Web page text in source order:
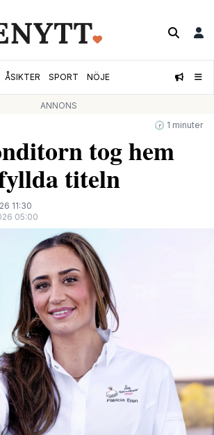
ÅSIKTER SPORT NÖJE
ANNONS
🕝 1 minuter
tog hem
titeln
11:30
05:00